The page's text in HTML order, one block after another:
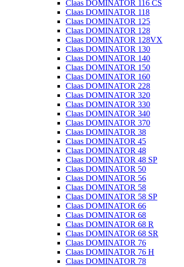
Claas DOMINATOR 116 CS
Claas DOMINATOR 118
Claas DOMINATOR 125
Claas DOMINATOR 128
Claas DOMINATOR 128VX
Claas DOMINATOR 130
Claas DOMINATOR 140
Claas DOMINATOR 150
Claas DOMINATOR 160
Claas DOMINATOR 228
Claas DOMINATOR 320
Claas DOMINATOR 330
Claas DOMINATOR 340
Claas DOMINATOR 370
Claas DOMINATOR 38
Claas DOMINATOR 45
Claas DOMINATOR 48
Claas DOMINATOR 48 SP
Claas DOMINATOR 50
Claas DOMINATOR 56
Claas DOMINATOR 58
Claas DOMINATOR 58 SP
Claas DOMINATOR 66
Claas DOMINATOR 68
Claas DOMINATOR 68 R
Claas DOMINATOR 68 SR
Claas DOMINATOR 76
Claas DOMINATOR 76 H
Claas DOMINATOR 78